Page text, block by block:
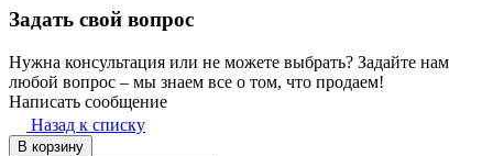
Задать свой вопрос
Нужна консультация или не можете выбрать? Задайте нам
любой вопрос – мы знаем все о том, что продаем!
Написать сообщение
Назад к списку
В корзину